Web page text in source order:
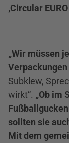
‚Circular EURO
„Wir müssen
Verpackungen
Subklew,
wirkt“. „Ob im
sollten sie
Mit dem